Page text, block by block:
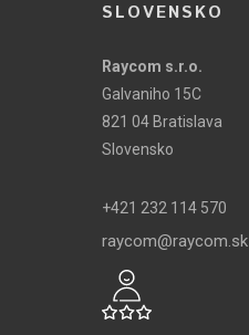
SLOVENSKO
Raycom s.r.o.
Galvaniho 15C
821 04 Bratislava
Slovensko
+421 232 114 570
raycom@raycom.sk